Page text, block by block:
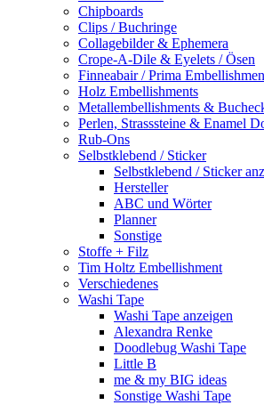
Chipboards
Clips / Buchringe
Collagebilder & Ephemera
Crope-A-Dile & Eyelets / Ösen
Finneabair / Prima
Holz Embellishments
Metallembellishments &
Perlen, Strasssteine & Enamel
Rub-Ons
Selbstklebend / Sticker
Selbstklebend / Sticker
Hersteller
ABC und Wörter
Planner
Sonstige
Stoffe + Filz
Tim Holtz Embellishment
Verschiedenes
Washi Tape
Washi Tape anzeigen
Alexandra Renke
Doodlebug Washi Tape
Little B
me & my BIG ideas
Sonstige Washi Tape